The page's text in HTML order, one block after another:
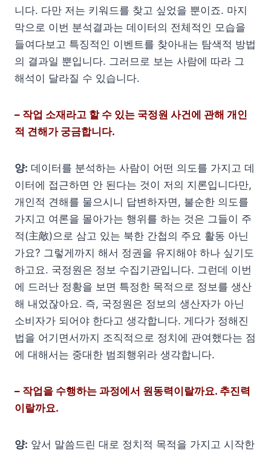
니다. 다만 저는 키워드를 찾고 싶었을 뿐이죠. 마지
막으로 이번 분석결과는 데이터의 전체적인 모습을
들여다보고 특징적인 이벤트를 찾아내는 탐색적 방법
의 결과일 뿐입니다. 그러므로 보는 사람에 따라 그
해석이 달라질 수 있습니다.
– 작업 소재라고 할 수 있는 국정원 사건에 관해 개인
적 견해가 궁금합니다.
양: 데이터를 분석하는 사람이 어떤 의도를 가지고 데
이터에 접근하면 안 된다는 것이 저의 지론입니다만,
개인적 견해를 물으시니 답변하자면, 불순한 의도를
가지고 여론을 몰아가는 행위를 하는 것은 그들이 주
적(主敵)으로 삼고 있는 북한 간첩의 주요 활동 아닌
가요? 그렇게까지 해서 정권을 유지해야 하나 싶기도
하고요. 국정원은 정보 수집기관입니다. 그런데 이번
에 드러난 정황을 보면 특정한 목적으로 정보를 생산
해 내었잖아요. 즉, 국정원은 정보의 생산자가 아닌
소비자가 되어야 한다고 생각합니다. 게다가 정해진
법을 어기면서까지 조직적으로 정치에 관여했다는 점
에 대해서는 중대한 범죄행위라 생각합니다.
– 작업을 수행하는 과정에서 원동력이랄까요. 추진력
이랄까요.
양: 앞서 말씀드린 대로 정치적 목적을 가지고 시작한